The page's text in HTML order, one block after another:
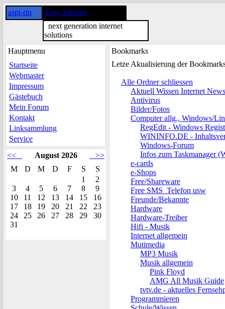
aspi-rin
Easy Internet
next generation internet
solutions
Hauptmenu
Startseite
Webmaster
Impressum
Gästebuch
Mein Forum
Kontakt
Linksammlung
Service
<<
August 2026
>>
M
D M D F S
S
1
2
3
4 5 6 7 8
9
10
11 12 13 14 15
16
17
18 19 20 21 22
23
24
25 26 27 28 29
30
31
Bookmarks
Letze Akualisierung der
Alle Ordner schliessen
Aktuell Wissen Internet News
Antivirus
Bilder/Fotos
Computer allg., Windows/
RegEdit - Windows
WININFO.DE -
Windows-Forum
Infos zum Taskmanager
e-cards
e-Shops
Free/Shareware
Free SMS_Telefon usw
Freunde/Bekannte
Hardware
Hardware-Treiber
Hifi - Musik
Internet allgemein
Mutimedia
MP3 Musik
Musik allgemein
Pink Floyd
AMG All Musik Guide
tvtv.de - aktuelles
Programmieren